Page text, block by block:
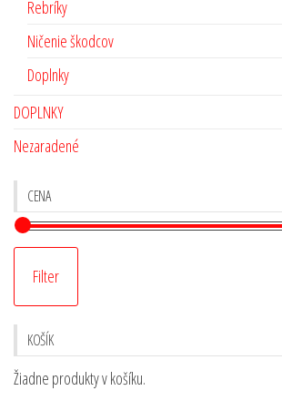
Rebríky
Ničenie škodcov
Doplnky
DOPLNKY
Nezaradené
CENA
Filter
KOŠÍK
Žiadne produkty v košíku.